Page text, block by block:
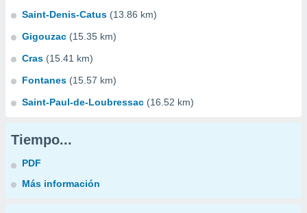
Saint-Denis-Catus (13.86 km)
Gigouzac (15.35 km)
Cras (15.41 km)
Fontanes (15.57 km)
Saint-Paul-de-Loubressac (16.52 km)
Tiempo...
PDF
Más información